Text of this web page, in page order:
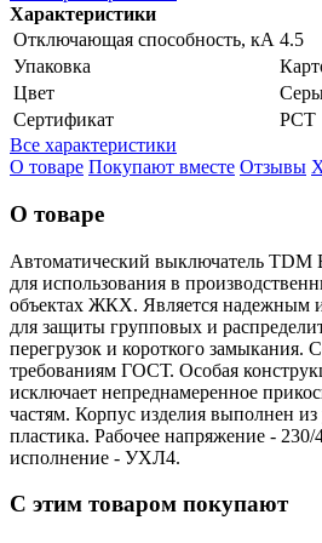
Характеристики
Отключающая способность, кА 4.5
Упаковка
Цвет
Сертификат
РСТ
Все характеристики
О товаре Покупают вместе Отзывы
О товаре
Автоматический выключатель TDM
для использования в
объектах ЖКХ. Является надежным
для защиты групповых и
перегрузок и короткого замыкания.
требованиям ГОСТ. Особая
исключает непреднамеренное
частям. Корпус изделия выполнен
пластика. Рабочее напряжение -
исполнение - УХЛ4.
С этим товаром покупают